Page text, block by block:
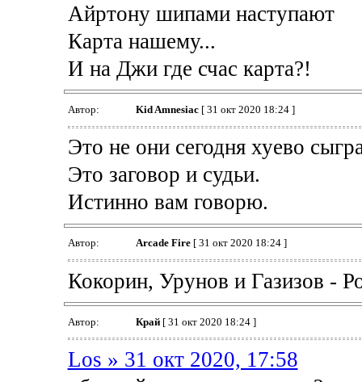
Айртону шипами наступают
Карта нашему...
И на Джи где счас карта?!
Автор: Kid Amnesiac[ 31 окт 2020 18:24 ]
Это не они сегодня хуево
Это заговор и судьи.
Истинно вам говорю.
Автор: Arcade Fire[ 31 окт 2020 18:24 ]
Кокорин, Урунов и Газизов -
Автор: Край[ 31 окт 2020 18:24 ]
Los » 31 окт 2020, 17:58